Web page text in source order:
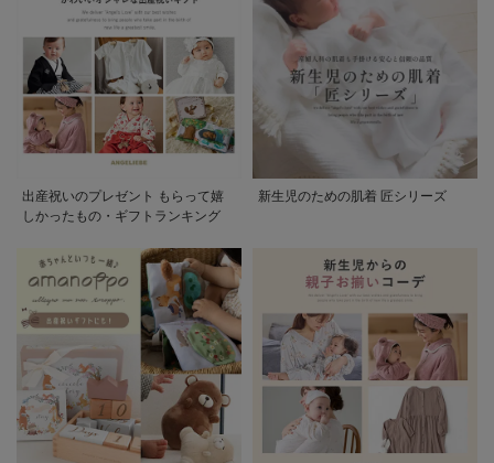
出産祝いのプレゼント もらって嬉
しかったもの・ギフトランキング
新生児のための肌着 匠シリーズ